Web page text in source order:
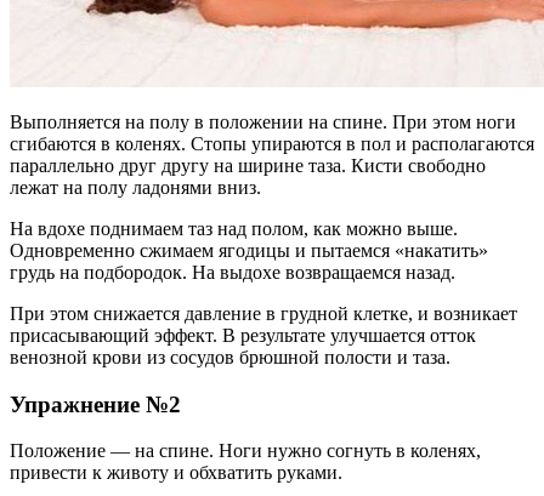
Выполняется на полу в положении на спине. При этом ноги
сгибаются в коленях. Стопы упираются в пол и располагаются
параллельно друг другу на ширине таза. Кисти свободно
лежат на полу ладонями вниз.
На вдохе поднимаем таз над полом, как можно выше.
Одновременно сжимаем ягодицы и пытаемся «накатить»
грудь на подбородок. На выдохе возвращаемся назад.
При этом снижается давление в грудной клетке, и возникает
присасывающий эффект. В результате улучшается отток
венозной крови из сосудов брюшной полости и таза.
Упражнение №2
Положение — на спине. Ноги нужно согнуть в коленях,
привести к животу и обхватить руками.